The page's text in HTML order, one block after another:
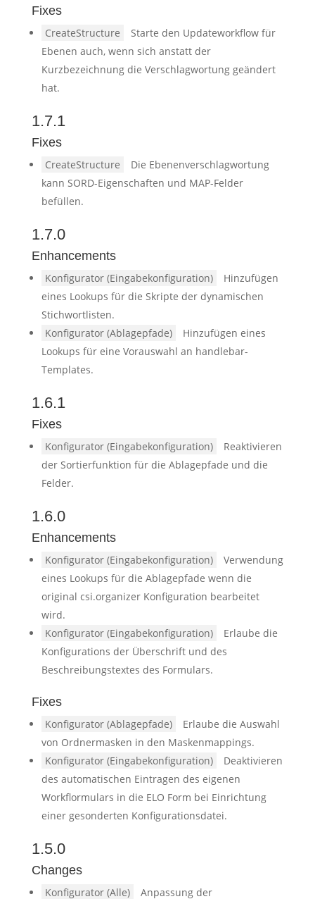
Fixes
CreateStructure
Starte den Updateworkflow für
Ebenen auch, wenn sich anstatt der
Kurzbezeichnung die Verschlagwortung geändert
hat.
1.7.1
Fixes
CreateStructure
Die Ebenenverschlagwortung
kann SORD-Eigenschaften und MAP-Felder
befüllen.
1.7.0
Enhancements
Konfigurator (Eingabekonfiguration)
Hinzufügen
eines Lookups für die Skripte der dynamischen
Stichwortlisten.
Konfigurator (Ablagepfade)
Hinzufügen eines
Lookups für eine Vorauswahl an handlebar-
Templates.
1.6.1
Fixes
Konfigurator (Eingabekonfiguration)
Reaktivieren
der Sortierfunktion für die Ablagepfade und die
Felder.
1.6.0
Enhancements
Konfigurator (Eingabekonfiguration)
Verwendung
eines Lookups für die Ablagepfade wenn die
original csi.organizer Konfiguration bearbeitet
wird.
Konfigurator (Eingabekonfiguration)
Erlaube die
Konfigurations der Überschrift und des
Beschreibungstextes des Formulars.
Fixes
Konfigurator (Ablagepfade)
Erlaube die Auswahl
von Ordnermasken in den Maskenmappings.
Konfigurator (Eingabekonfiguration)
Deaktivieren
des automatischen Eintragen des eigenen
Workflormulars in die ELO Form bei Einrichtung
einer gesonderten Konfigurationsdatei.
1.5.0
Changes
Konfigurator (Alle) Anpassung der